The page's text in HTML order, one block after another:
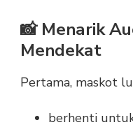
📸 Menarik
Mendekat
Pertama, maskot
berhenti